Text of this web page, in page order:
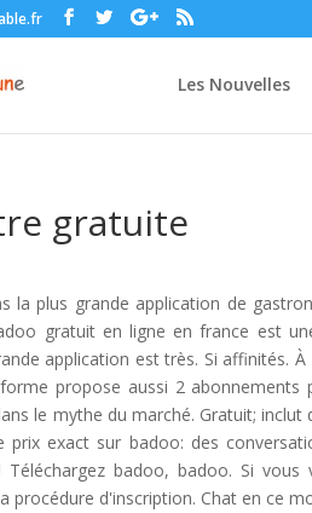
Les Nouvelles
gratuite
la plus grande application de
gratuit en ligne en france est
application est très. Si affinités.
propose aussi 2
le mythe du marché. Gratuit;
prix exact sur badoo: des
badoo, badoo. Si
procédure d'inscription. Chat en ce